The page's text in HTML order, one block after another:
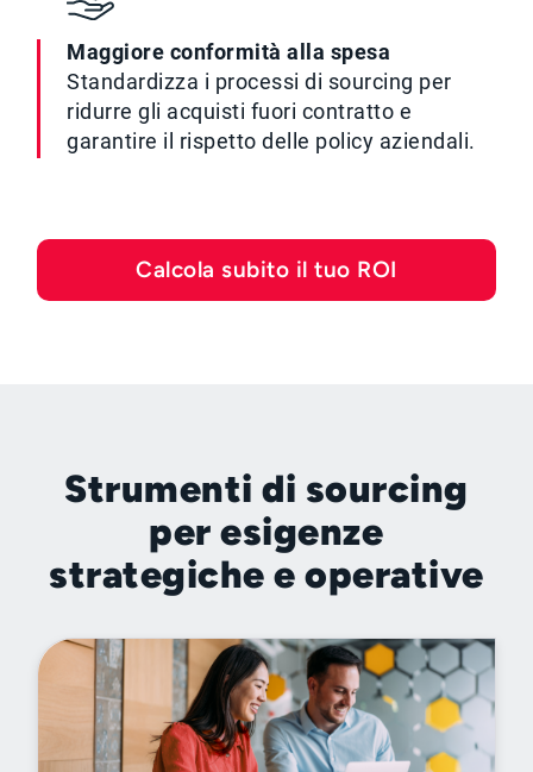
Maggiore conformità alla spesa
Standardizza i processi di sourcing per
ridurre gli acquisti fuori contratto e
garantire il rispetto delle policy aziendali.
Calcola subito il tuo ROI
Strumenti di sourcing
per esigenze
strategiche e operative